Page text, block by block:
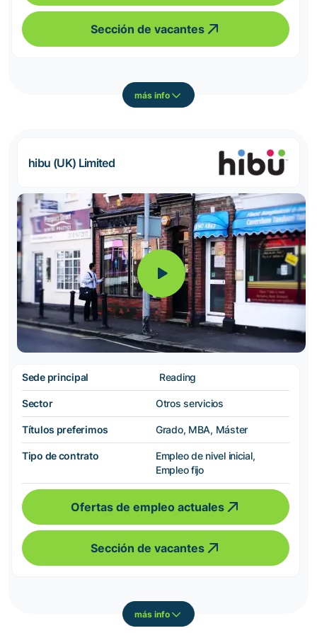
Sección de vacantes
más info
hibu (UK) Limited
Sede principal Reading
Sector Otros servicios
Títulos preferimos Grado, MBA, Máster
Tipo de contrato
Empleo de nivel inicial,
Empleo fijo
Ofertas de empleo actuales
Sección de vacantes
más info